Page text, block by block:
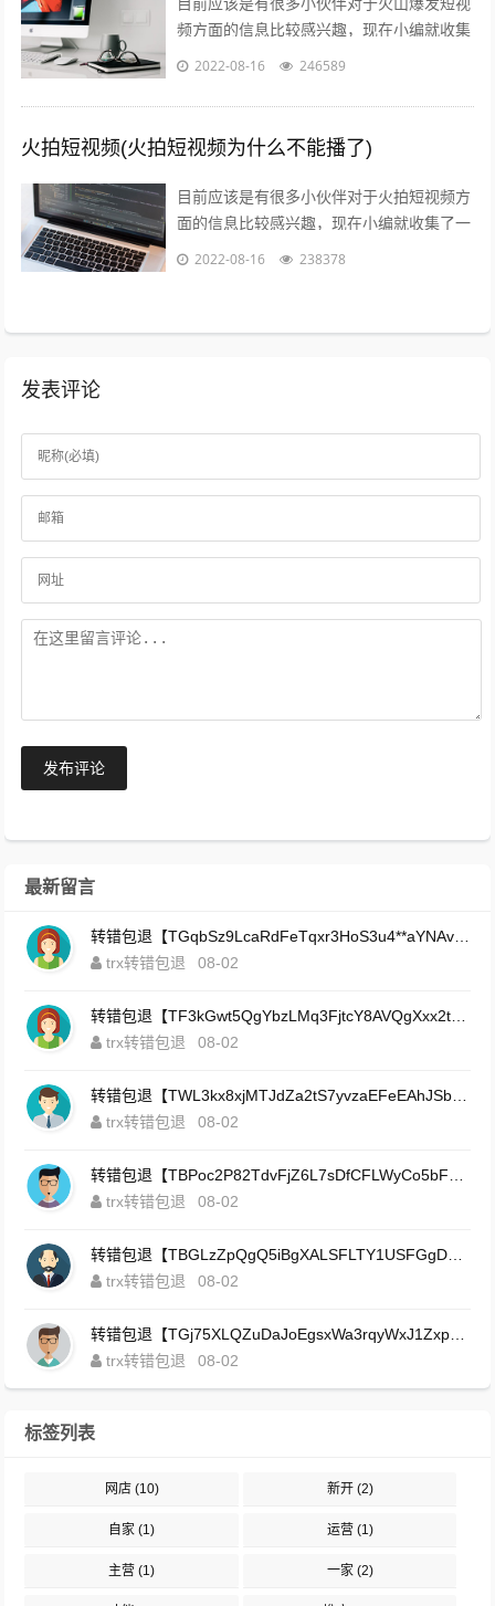
频方面的信息比较感兴趣，现在小编就收集
了一些与火山爆发儿童视频相关的信息来分
2022-08-16 246589
火拍短视频(火拍短视频为什么不能播了)
目前应该是有很多小伙伴对于火拍短视频方
面的信息比较感兴趣，现在小编就收集了一
些与火拍短视频为什么不能播了相关的信息
2022-08-16 238378
发表评论
发布评论
最新留言
trx转错包退
08-02
trx转错包退
08-02
trx转错包退
08-02
trx转错包退
08-02
trx转错包退
08-02
trx转错包退
08-02
标签列表
网店(10) 新开(2)
自家 (1) 运营 (1)
主营 (1) 一家(2)